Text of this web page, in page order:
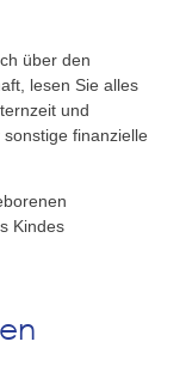
über den
lesen Sie alles
und
finanzielle
Kindes